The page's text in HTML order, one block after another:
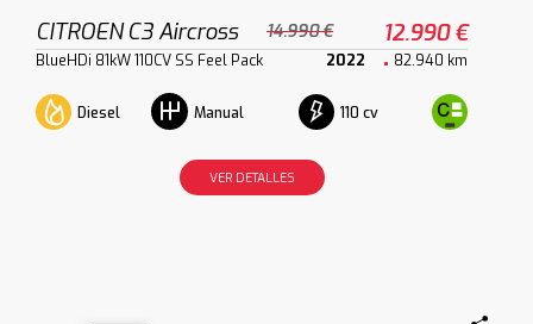
CITROEN C3 Aircross 14.990 € 12.990 €
BlueHDi 81kW 110CV SS Feel Pack 2022 82.940 km
Diesel Manual 110 cv
VER DETALLES